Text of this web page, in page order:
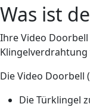
Was ist
Ihre Video
Klingelverdrahtung
Die Video Doorbell
Die Türklingel